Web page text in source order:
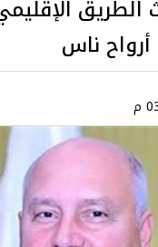
الطريق
ناس